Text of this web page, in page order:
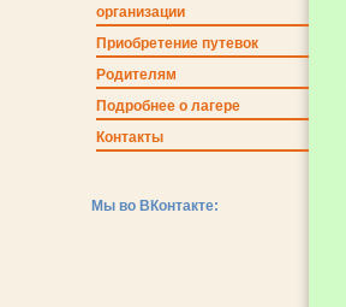
организации
Приобретение путевок
Родителям
Подробнее о лагере
Контакты
Мы во ВКонтакте: